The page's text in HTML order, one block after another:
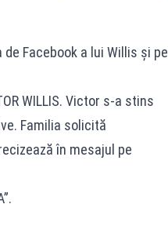
Facebook a lui Willis și pe
WILLIS. Victor s-a stins
Familia solicită
în mesajul pe